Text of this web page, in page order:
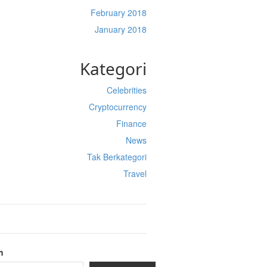
February 2018
January 2018
Kategori
Celebrities
Cryptocurrency
Finance
News
Tak Berkategori
Travel